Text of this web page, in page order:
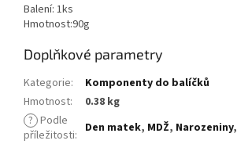
Balení: 1ks
Hmotnost:90g
Doplňkové parametry
Kategorie:
Komponenty do balíčků
Hmotnost:
0.38 kg
? Podle
příležitosti: Den matek, MDŽ, Narozeniny,